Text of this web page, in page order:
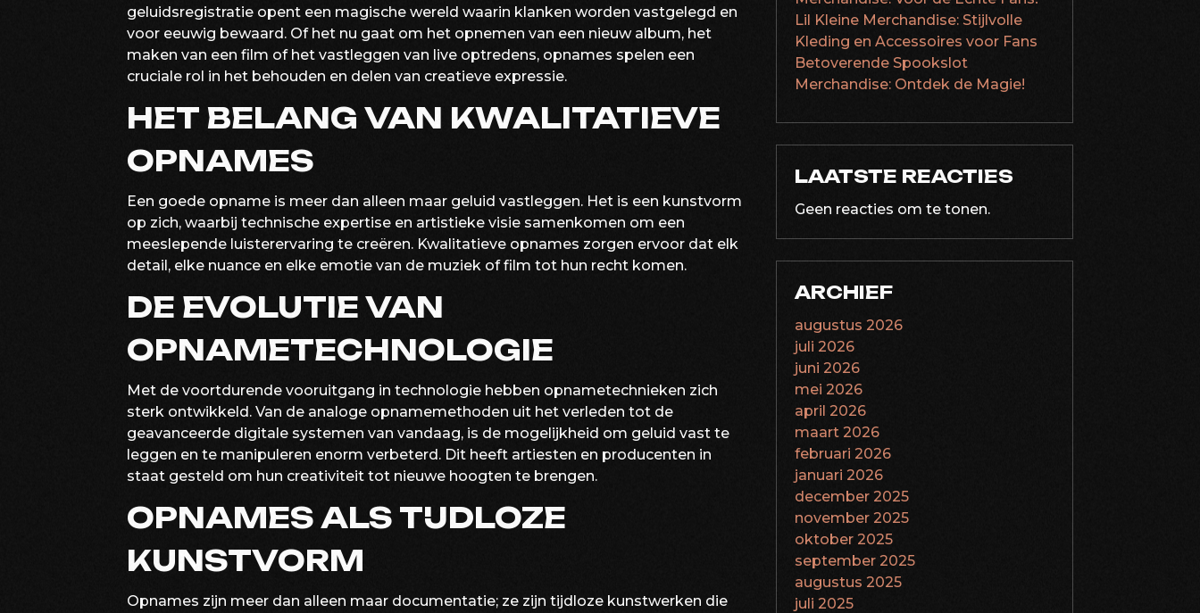
geluidsregistratie opent een magische wereld waarin klanken worden vastgelegd en
voor eeuwig bewaard. Of het nu gaat om het opnemen van een nieuw album, het
maken van een film of het vastleggen van live optredens, opnames spelen een
cruciale rol in het behouden en delen van creatieve expressie.
HET BELANG VAN KWALITATIEVE
OPNAMES
Een goede opname is meer dan alleen maar geluid vastleggen. Het is een kunstvorm
op zich, waarbij technische expertise en artistieke visie samenkomen om een
meeslepende luisterervaring te creëren. Kwalitatieve opnames zorgen ervoor dat elk
detail, elke nuance en elke emotie van de muziek of film tot hun recht komen.
DE EVOLUTIE VAN
OPNAMETECHNOLOGIE
Met de voortdurende vooruitgang in technologie hebben opnametechnieken zich
sterk ontwikkeld. Van de analoge opnamemethoden uit het verleden tot de
geavanceerde digitale systemen van vandaag, is de mogelijkheid om geluid vast te
leggen en te manipuleren enorm verbeterd. Dit heeft artiesten en producenten in
staat gesteld om hun creativiteit tot nieuwe hoogten te brengen.
OPNAMES ALS TIJDLOZE
KUNSTVORM
Opnames zijn meer dan alleen maar documentatie; ze zijn tijdloze kunstwerken die
Lil Kleine Merchandise: Stijlvolle
Kleding en Accessoires voor Fans
Betoverende Spookslot
Merchandise: Ontdek de Magie!
LAATSTE REACTIES
Geen reacties om te tonen.
ARCHIEF
augustus 2026
juli 2026
juni 2026
mei 2026
april 2026
maart 2026
februari 2026
januari 2026
december 2025
november 2025
oktober 2025
september 2025
augustus 2025
juli 2025